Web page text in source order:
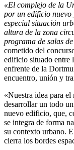
«El complejo de la
por un edificio
especial situación
altura de la zona
programa de salas
cometido del
edificio situado entre
enfrente de la
encuentro, unión y
«Nuestra idea para
desarrollar un todo
nuevo edificio, que,
se integra de forma
su contexto urbano.
cierra los bordes